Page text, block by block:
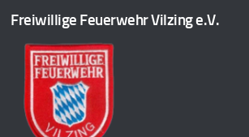
Zum Inhalt springen
Freiwillige Feuerwehr Vilzing e.V.